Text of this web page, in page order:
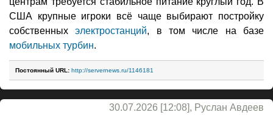
США крупные игроки всё чаще выбирают постройку
собственныхэлектростанций, в том числе на базе
мобильных турбин.
Постоянный URL: http://servernews.ru/1146181
30.07.2026 [12:08], Руслан Авдеев